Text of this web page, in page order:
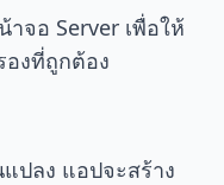
จอ Server เพื่อให้
งที่ถูกต้อง
ปลง แอปจะสร้าง